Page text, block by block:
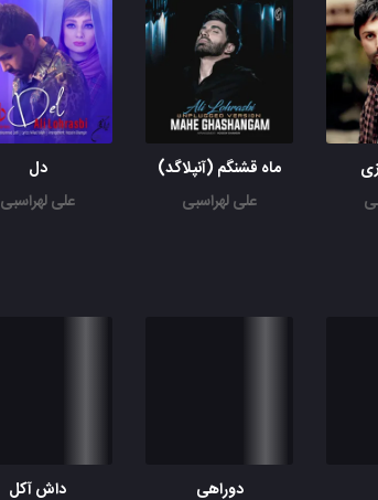
شبایی رو که بیدارم
شاید از گریه خوابم برد
درهارو باز میذارم
ماه قشنگم (آنپلاگد)
علی لهراسبی
دل
علی لهراسبی
دوراهی داش آکل